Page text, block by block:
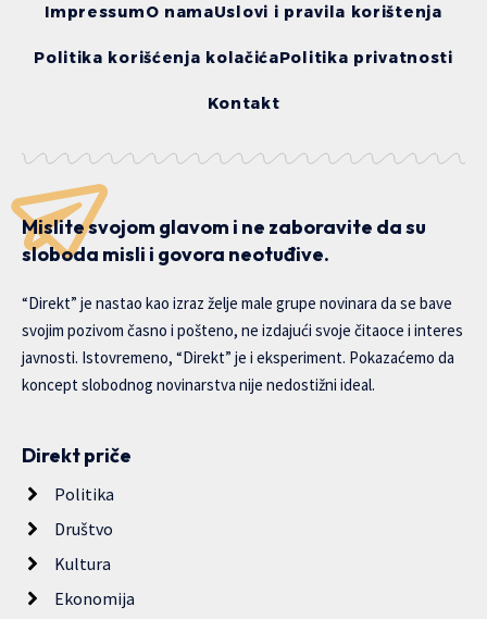
ImpressumO namaUslovi i pravila korištenja
Politika korišćenja kolačićaPolitika privatnosti
Kontakt
Mislite svojom glavom i ne zaboravite da su
sloboda misli i govora neotuđive.
“Direkt” je nastao kao izraz želje male grupe novinara da se bave
svojim pozivom časno i pošteno, ne izdajući svoje čitaoce i interes
javnosti. Istovremeno, “Direkt” je i eksperiment. Pokazaćemo da
koncept slobodnog novinarstva nije nedostižni ideal.
Direkt priče
Politika
Društvo
Kultura
Ekonomija